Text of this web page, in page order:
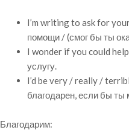
I’m writing to ask for
помощи / (смог бы ты
I wonder if you could
услугу.
I’d be very / really /
благодарен, если бы ты
Благодарим: